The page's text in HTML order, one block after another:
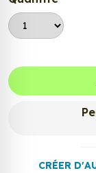
CRÉER